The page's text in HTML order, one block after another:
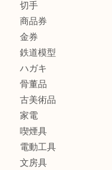
全て
貴金属
宝石
金製品
銀製品
財布
バッグ
ブランド
時計